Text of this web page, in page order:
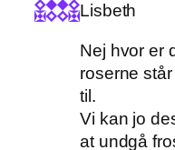
Lisbeth
Nej hvor er
roserne
til.
Vi kan jo
at undgå